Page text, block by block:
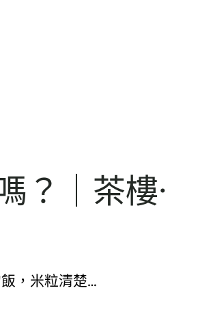
？｜茶樓·
，米粒清楚…